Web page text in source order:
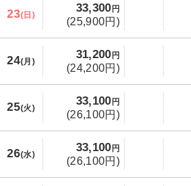
23(日)
33,300 円
(25,900円)
24(月)
31,200 円
(24,200円)
25(火)
33,100 円
(26,100円)
26(水)
33,100 円
(26,100円)